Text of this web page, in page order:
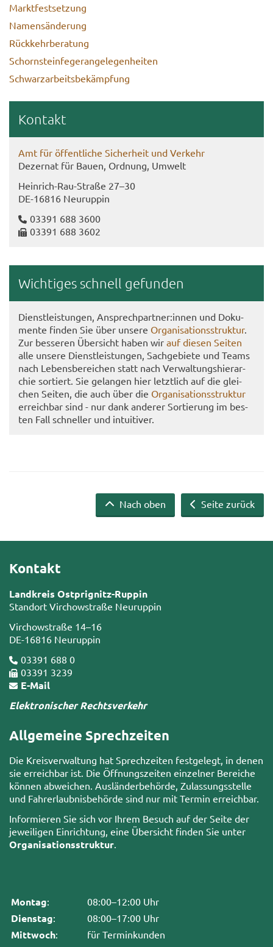
Markt­fest­set­zung
Na­mens­än­de­rung
Rück­kehr­be­ra­tung
Schorn­stein­fe­ger­an­ge­le­gen­hei­ten
Schwarz­ar­beits­be­kämp­fung
Kon­takt
Amt für öf­fent­li­che Si­cher­heit und Ver­kehr
De­zer­nat für Bauen, Ord­nung, Um­welt
Heinrich-​Rau-Straße 27–30
DE-​16816 Neu­rup­pin
03391 688 3600
03391 688 3602
Wich­ti­ges schnell ge­fun­den
Dienst­leis­tun­gen, An­sprech­part­ner:innen und Do­ku­
men­te fin­den Sie über un­se­re Or­ga­ni­sa­ti­ons­struk­tur.
Zur bes­se­ren Über­sicht haben wir auf die­sen Sei­ten
alle un­se­re Dienst­leis­tun­gen, Sach­ge­bie­te und Teams
nach Le­bens­be­rei­chen statt nach Ver­wal­tungs­hier­ar­
chie sor­tiert. Sie ge­lan­gen hier letzt­lich auf die glei­
chen Sei­ten, die auch über die Or­ga­ni­sa­ti­ons­struk­tur
er­reich­bar sind - nur dank an­de­rer Sor­tie­rung im bes­
ten Fall schnel­ler und in­tui­ti­ver.
Seite zurück
Nach oben
Kontakt
Landkreis Ostprignitz-Ruppin
Standort Virchowstraße Neuruppin
Virchowstraße 14–16
DE-16816 Neuruppin
03391 688 0
03391 3239
E-Mail
Elektronischer Rechtsverkehr
Allgemeine Sprechzeiten
Die Kreisverwaltung hat Sprechzeiten festgelegt, in denen
sie erreichbar ist. Die Öffnungszeiten einzelner Bereiche
können abweichen. Ausländerbehörde, Zulassungsstelle
und Fahrerlaubnisbehörde sind nur mit Termin erreichbar.
Informieren Sie sich vor Ihrem Besuch auf der Seite der
jeweiligen Einrichtung, eine Übersicht finden Sie unter
Organisationsstruktur.
Montag: 08:00–12:00 Uhr
Dienstag: 08:00–17:00 Uhr
Mittwoch: für Terminkunden